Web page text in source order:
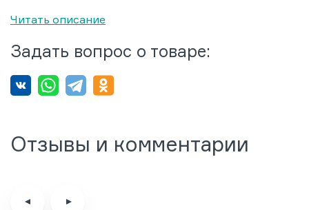
Читать описание
Задать вопрос о товаре:
Отзывы и комментарии